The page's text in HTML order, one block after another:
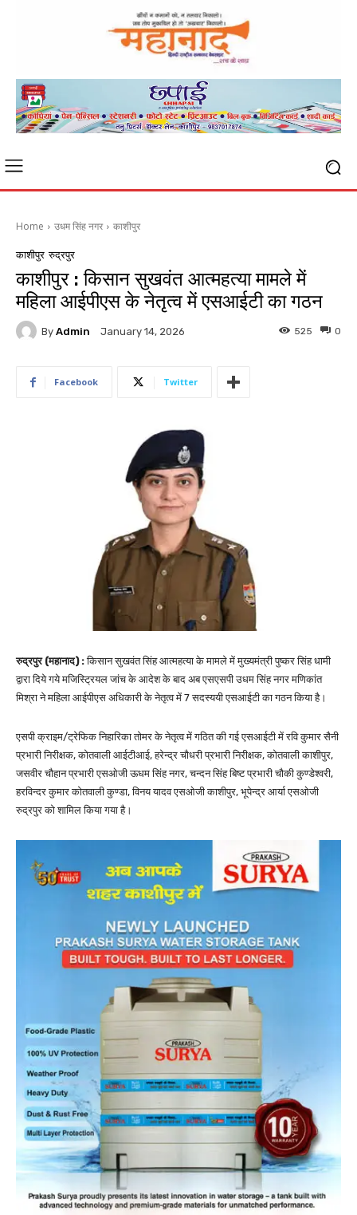
Home उधम सिंह नगर काशीपुर
काशीपुर रुद्रपुर
काशीपुर : किसान सुखवंत आत्महत्या मामले में
महिला आईपीएस के नेतृत्व में एसआईटी का गठन
By Admin January 14, 2026 0
525
Facebook Twitter
रुद्रपुर (महानाद) :किसान सुखवंत सिंह आत्महत्या के मामले में मुख्यमंत्री पुष्कर सिंह धामी
द्वारा दिये गये मजिस्ट्रियल जांच के आदेश के बाद अब एसएसपी उधम सिंह नगर मणिकांत
मिश्रा ने महिला आईपीएस अधिकारी के नेतृत्व में 7 सदस्ययी एसआईटी का गठन किया है।
एसपी क्राइम/ट्रेफिक निहारिका तोमर के नेतृत्व में गठित की गई एसआईटी में रवि कुमार सैनी
प्रभारी निरीक्षक, कोतवाली आईटीआई, हरेन्द्र चौधरी प्रभारी निरीक्षक, कोतवाली काशीपुर,
जसवीर चौहान प्रभारी एसओजी ऊधम सिंह नगर, चन्दन सिंह बिष्ट प्रभारी चौकी कुण्डेश्वरी,
हरविन्दर कुमार कोतवाली कुण्डा, विनय यादव एसओजी काशीपुर, भूपेन्द्र आर्या एसओजी
रुद्रपुर को शामिल किया गया है।